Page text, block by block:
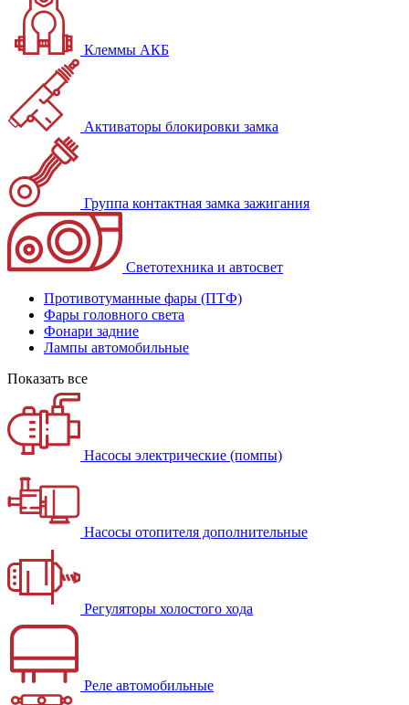
Клеммы АКБ
Активаторы блокировки замка
Группа контактная замка зажигания
Светотехника и автосвет
Противотуманные фары (ПТФ)
Фары головного света
Фонари задние
Лампы автомобильные
Показать все
Насосы электрические (помпы)
Насосы отопителя дополнительные
Регуляторы холостого хода
Реле автомобильные